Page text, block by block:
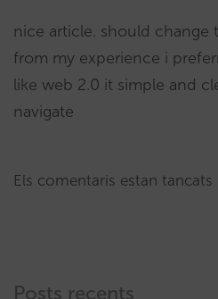
nice article. should
from my experience i
like web 2.0 it simple and
navigate
Els comentaris estan tancats
Posts recents